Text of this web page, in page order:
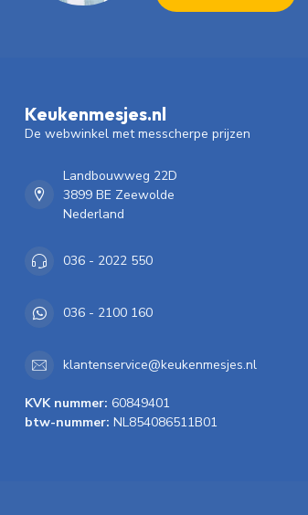
Keukenmesjes.nl
De webwinkel met messcherpe prijzen
Landbouwweg 22D
3899 BE Zeewolde
Nederland
036 - 2022 550
036 - 2100 160
klantenservice@keukenmesjes.nl
KVK nummer: 60849401
btw-nummer: NL854086511B01